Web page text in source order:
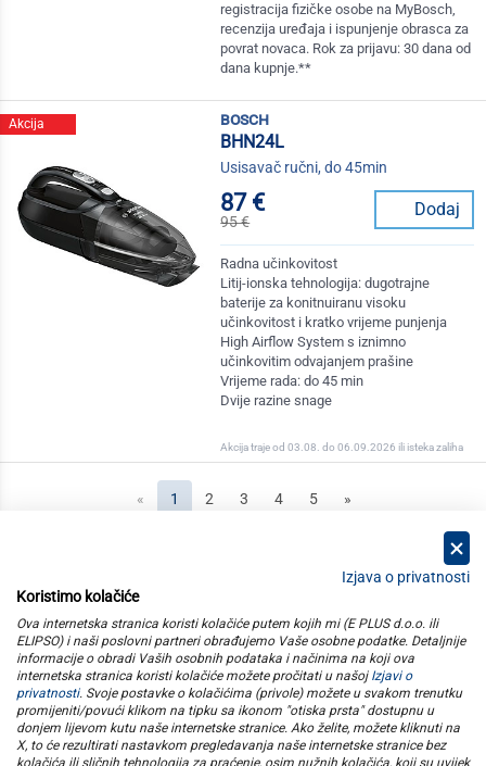
registracija fizičke osobe na MyBosch,
recenzija uređaja i ispunjenje obrasca za
povrat novaca. Rok za prijavu: 30 dana od
dana kupnje.**
Akcija
bosch
BHN24L
Usisavač ručni, do 45min
87 €
95 €
Dodaj
Radna učinkovitost
Litij-ionska tehnologija: dugotrajne
baterije za konitnuiranu visoku
učinkovitost i kratko vrijeme punjenja
High Airflow System s iznimno
učinkovitim odvajanjem prašine
Vrijeme rada: do 45 min
Dvije razine snage
Akcija traje od 03.08. do 06.09.2026 ili isteka zaliha
« 1 (current)
2 3 4 5 »
kategorije
elipso
informacije
Izjava o privatnosti
Koristimo kolačiće
Ova internetska stranica koristi kolačiće putem kojih mi (E PLUS d.o.o. ili
ELIPSO) i naši poslovni partneri obrađujemo Vaše osobne podatke. Detaljnije
informacije o obradi Vaših osobnih podataka i načinima na koji ova
internetska stranica koristi kolačiće možete pročitati u našoj Izjavi o
privatnosti. Svoje postavke o kolačićima (privole) možete u svakom trenutku
promijeniti/povući klikom na tipku sa ikonom "otiska prsta" dostupnu u
donjem lijevom kutu naše internetske stranice. Ako želite, možete kliknuti na
X, to će rezultirati nastavkom pregledavanja naše internetske stranice bez
kolačića ili sličnih tehnologija za praćenje, osim nužnih kolačića, koji su uvijek